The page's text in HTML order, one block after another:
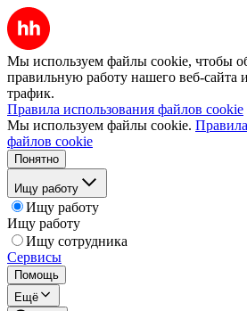
Мы используем файлы cookie, чтобы
правильную работу нашего веб-сайта
трафик.
Правила использования файлов cookie
Мы используем файлы cookie.
файлов cookie
Понятно
Ищу работу
Ищу работу
Ищу работу
Ищу сотрудника
Сервисы
Помощь
Ещё